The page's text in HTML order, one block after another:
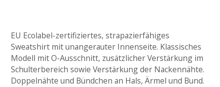
EU Ecolabel-zertifiziertes, strapazierfähiges
Sweatshirt mit unangerauter Innenseite. Klassisches
Modell mit O-Ausschnitt, zusätzlicher Verstärkung im
Schulterbereich sowie Verstärkung der Nackennähte.
Doppelnähte und Bündchen an Hals, Ärmel und Bund.